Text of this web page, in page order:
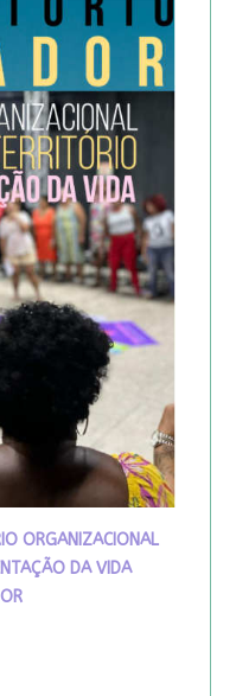
ORGANIZACIONAL
DA VIDA